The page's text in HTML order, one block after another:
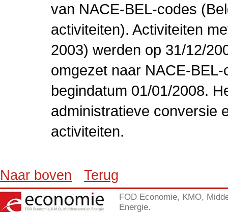
van NACE-BEL-codes
activiteiten). Activiteiten
2003) werden op 31/12/
omgezet naar NACE-
begindatum 01/01/2008.
administratieve conversie
activiteiten.
Naar boven Terug
FOD Economie, KMO,
Energie.